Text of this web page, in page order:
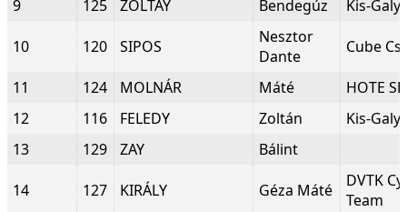
9 125 ZOLTAY Bendegúz Kis-
10 120 SIPOS
Nesztor
Dante
Cube
11 124 MOLNÁR Máté
HOTE SE
12
116 FELEDY Zoltán
Kis-
13
129 ZAY Bálint
14 127 KIRÁLY Géza Máté
DVTK
Team